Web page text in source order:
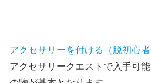
アクセサリーを付ける（脱初心者
アクセサリークエストで入手可